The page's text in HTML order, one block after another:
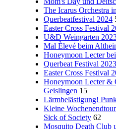
The Icarus Orchestra
Querbeatfestival 2024
Easter Cross Festival
U&D Weingarten
Mal Èlevé beim
Honeymoon Lecter
Querbeat Festival 2023
Easter Cross Festival
Honeymoon Lecter
Geislingen 15
Lärmbelästigung!
Kleine
Sick of Society 62
Mosquito Death Club